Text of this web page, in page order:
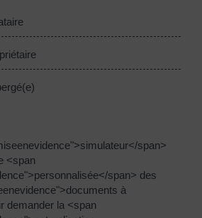
span>
<span
span> des
à
demander la <span